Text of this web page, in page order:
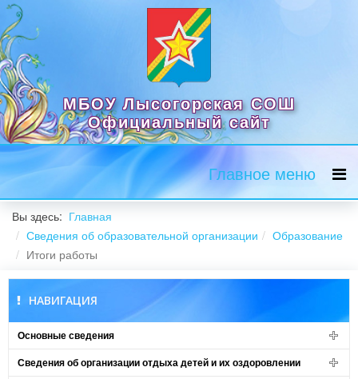
МБОУ Лысогорская СОШ
Официальный сайт
Главное меню
Вы здесь: Главная
Сведения об образовательной организации
Образование
Итоги работы
НАВИГАЦИЯ
Основные сведения
Сведения об организации отдыха детей и их оздоровлении